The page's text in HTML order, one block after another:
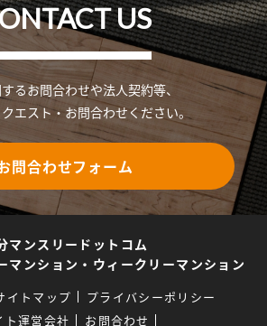
US
るお問合わせや法人契約等、
エスト・お問合わせください。
問合わせフォーム
マンスリードットコム
マンション・ウィークリーマンション
イトマップ
プライバシーポリシー
ト運営会社
お問合わせ